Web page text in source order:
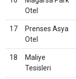
Otel
17
Prenses Asya
Otel
18
Maliye
Tesisleri